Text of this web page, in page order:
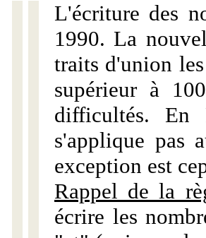
L'écriture des
1990. La
traits d'union
supérieur à
difficultés. En
s'applique pas
exception est
Rappel de la
écrire les